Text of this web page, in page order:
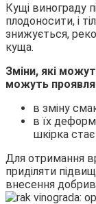
Кущі винограду
плодоносити, і
знижується,
куща.
Зміни, які
можуть
в зміну
в їх
шкірка
Для отримання
приділяти
внесення